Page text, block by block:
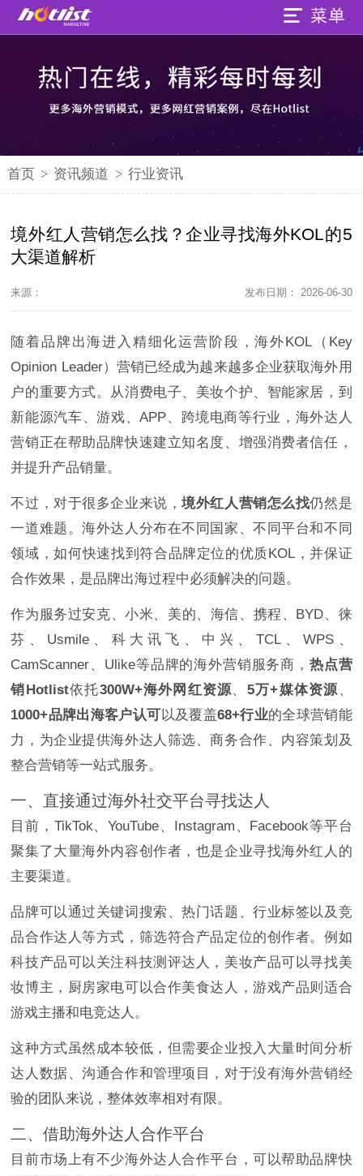
首页 > 资讯频道 > 行业资讯
境外红人营销怎么找？企业寻找海外KOL的5
大渠道解析
来源： 发布日期： 2026-06-30
随着品牌出海进入精细化运营阶段，海外KOL（Key
Opinion Leader）营销已经成为越来越多企业获取海外用
户的重要方式。从消费电子、美妆个护、智能家居，到
新能源汽车、游戏、APP、跨境电商等行业，海外达人
营销正在帮助品牌快速建立知名度、增强消费者信任，
并提升产品销量。
不过，对于很多企业来说，境外红人营销怎么找仍然是
一道难题。海外达人分布在不同国家、不同平台和不同
领域，如何快速找到符合品牌定位的优质KOL，并保证
合作效果，是品牌出海过程中必须解决的问题。
作为服务过安克、小米、美的、海信、携程、BYD、徕
芬、Usmile、科大讯飞、中兴、TCL、WPS、
CamScanner、Ulike等品牌的海外营销服务商， 热点营
销Hotlist依托300W+海外网红资源、 5万+媒体资源、
1000+品牌出海客户认可以及覆盖68+行业的全球营销能
力，为企业提供海外达人筛选、商务合作、内容策划及
整合营销等一站式服务。
一、直接通过海外社交平台寻找达人
目前，TikTok、YouTube、Instagram、Facebook等平台
聚集了大量海外内容创作者，也是企业寻找海外红人的
主要渠道。
品牌可以通过关键词搜索、热门话题、行业标签以及竞
品合作达人等方式，筛选符合产品定位的创作者。例如
科技产品可以关注科技测评达人，美妆产品可以寻找美
妆博主，厨房家电可以合作美食达人，游戏产品则适合
游戏主播和电竞达人。
这种方式虽然成本较低，但需要企业投入大量时间分析
达人数据、沟通合作和管理项目，对于没有海外营销经
验的团队来说，整体效率相对有限。
二、借助海外达人合作平台
目前市场上有不少海外达人合作平台，可以帮助品牌快